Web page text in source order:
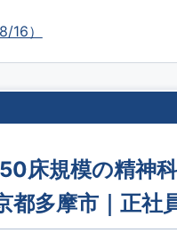
16）
床規模の精神
都多摩市｜正社